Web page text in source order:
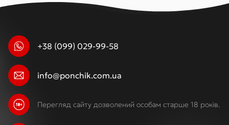
+38 (099) 029-99-58
info@ponchik.com.ua
Перегляд сайту дозволений особам старше 18 років.